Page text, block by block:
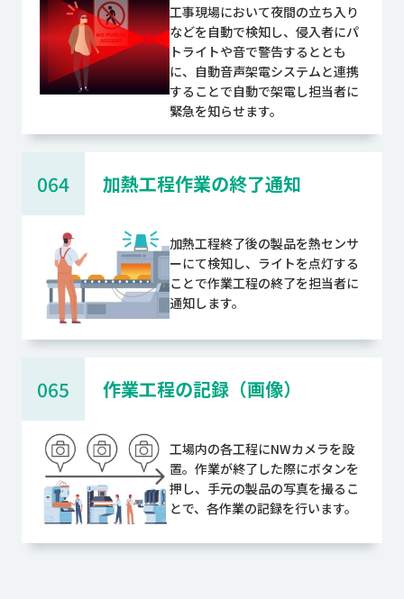
工事現場において夜間の立ち入り
などを自動で検知し、侵入者にパ
トライトや音で警告するととも
に、自動音声架電システムと連携
することで自動で架電し担当者に
緊急を知らせます。
064 加熱工程作業の終了通知
加熱工程終了後の製品を熱センサ
ーにて検知し、ライトを点灯する
ことで作業工程の終了を担当者に
通知します。
065 作業工程の記録（画像）
工場内の各工程にNWカメラを設
置。作業が終了した際にボタンを
押し、手元の製品の写真を撮るこ
とで、各作業の記録を行います。